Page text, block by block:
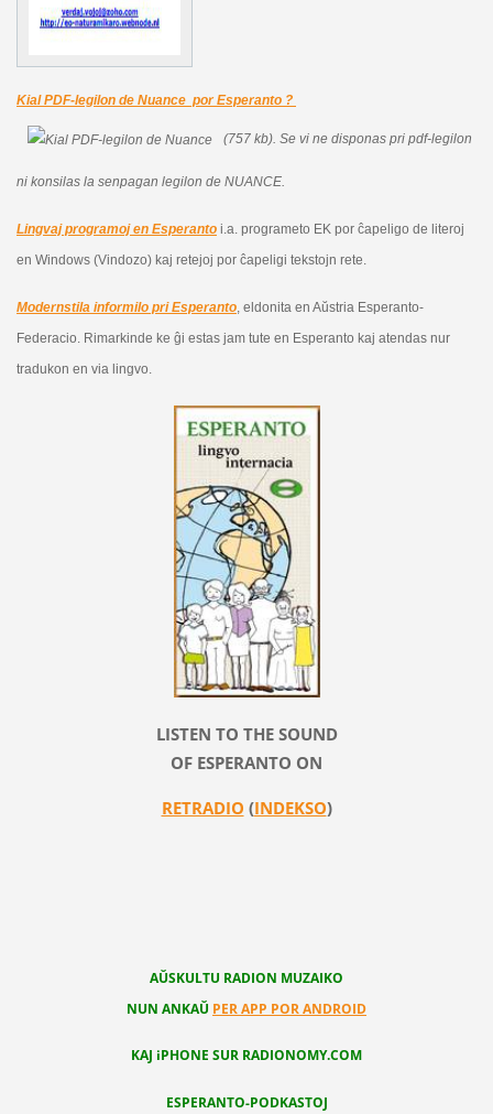
Kial PDF-legilon de Nuance por Esperanto ?
(757 kb). Se vi ne disponas pri pdf-legilon
ni konsilas la senpagan legilon de NUANCE.
Lingvaj programoj en Esperantoi.a. programeto EK por ĉapeligo de literoj
en Windows (Vindozo) kaj retejoj por ĉapeligi tekstojn rete.
Modernstila informilo pri Esperanto, eldonita en Aŭstria Esperanto-
Federacio. Rimarkinde ke ĝi estas jam tute en Esperanto kaj atendas nur
tradukon en via lingvo.
LISTEN TO THE SOUND
OF ESPERANTO ON
RETRADIO (INDEKSO)
AŬSKULTU RADION MUZAIKO
NUN ANKAŬ PER APP POR ANDROID
KAJ iPHONE SUR RADIONOMY.COM
ESPERANTO-PODKASTOJ